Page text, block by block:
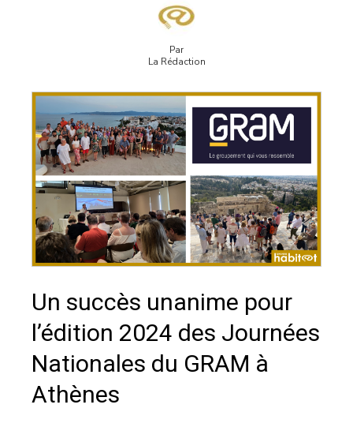
Par
La Rédaction
Un succès unanime pour
l’édition 2024 des Journées
Nationales du GRAM à
Athènes